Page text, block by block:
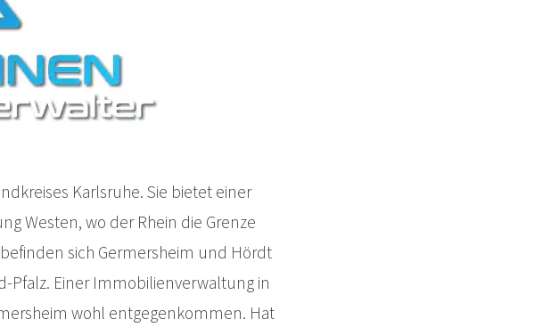
Karlsruhe. Sie bietet einer
Westen, wo der Rhein die Grenze
sich Germersheim und Hördt
Pfalz. Einer Immobilienverwaltung in
wohl entgegenkommen. Hat